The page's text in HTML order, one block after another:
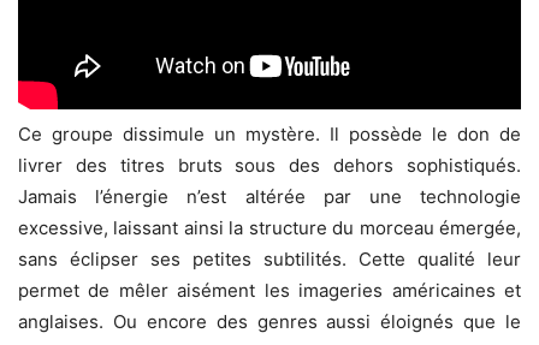
Ce groupe dissimule un mystère. Il possède le don de
livrer des titres bruts sous des dehors sophistiqués.
Jamais l’énergie n’est altérée par une technologie
excessive, laissant ainsi la structure du morceau émergée,
sans éclipser ses petites subtilités. Cette qualité leur
permet de mêler aisément les imageries américaines et
anglaises. Ou encore des genres aussi éloignés que le